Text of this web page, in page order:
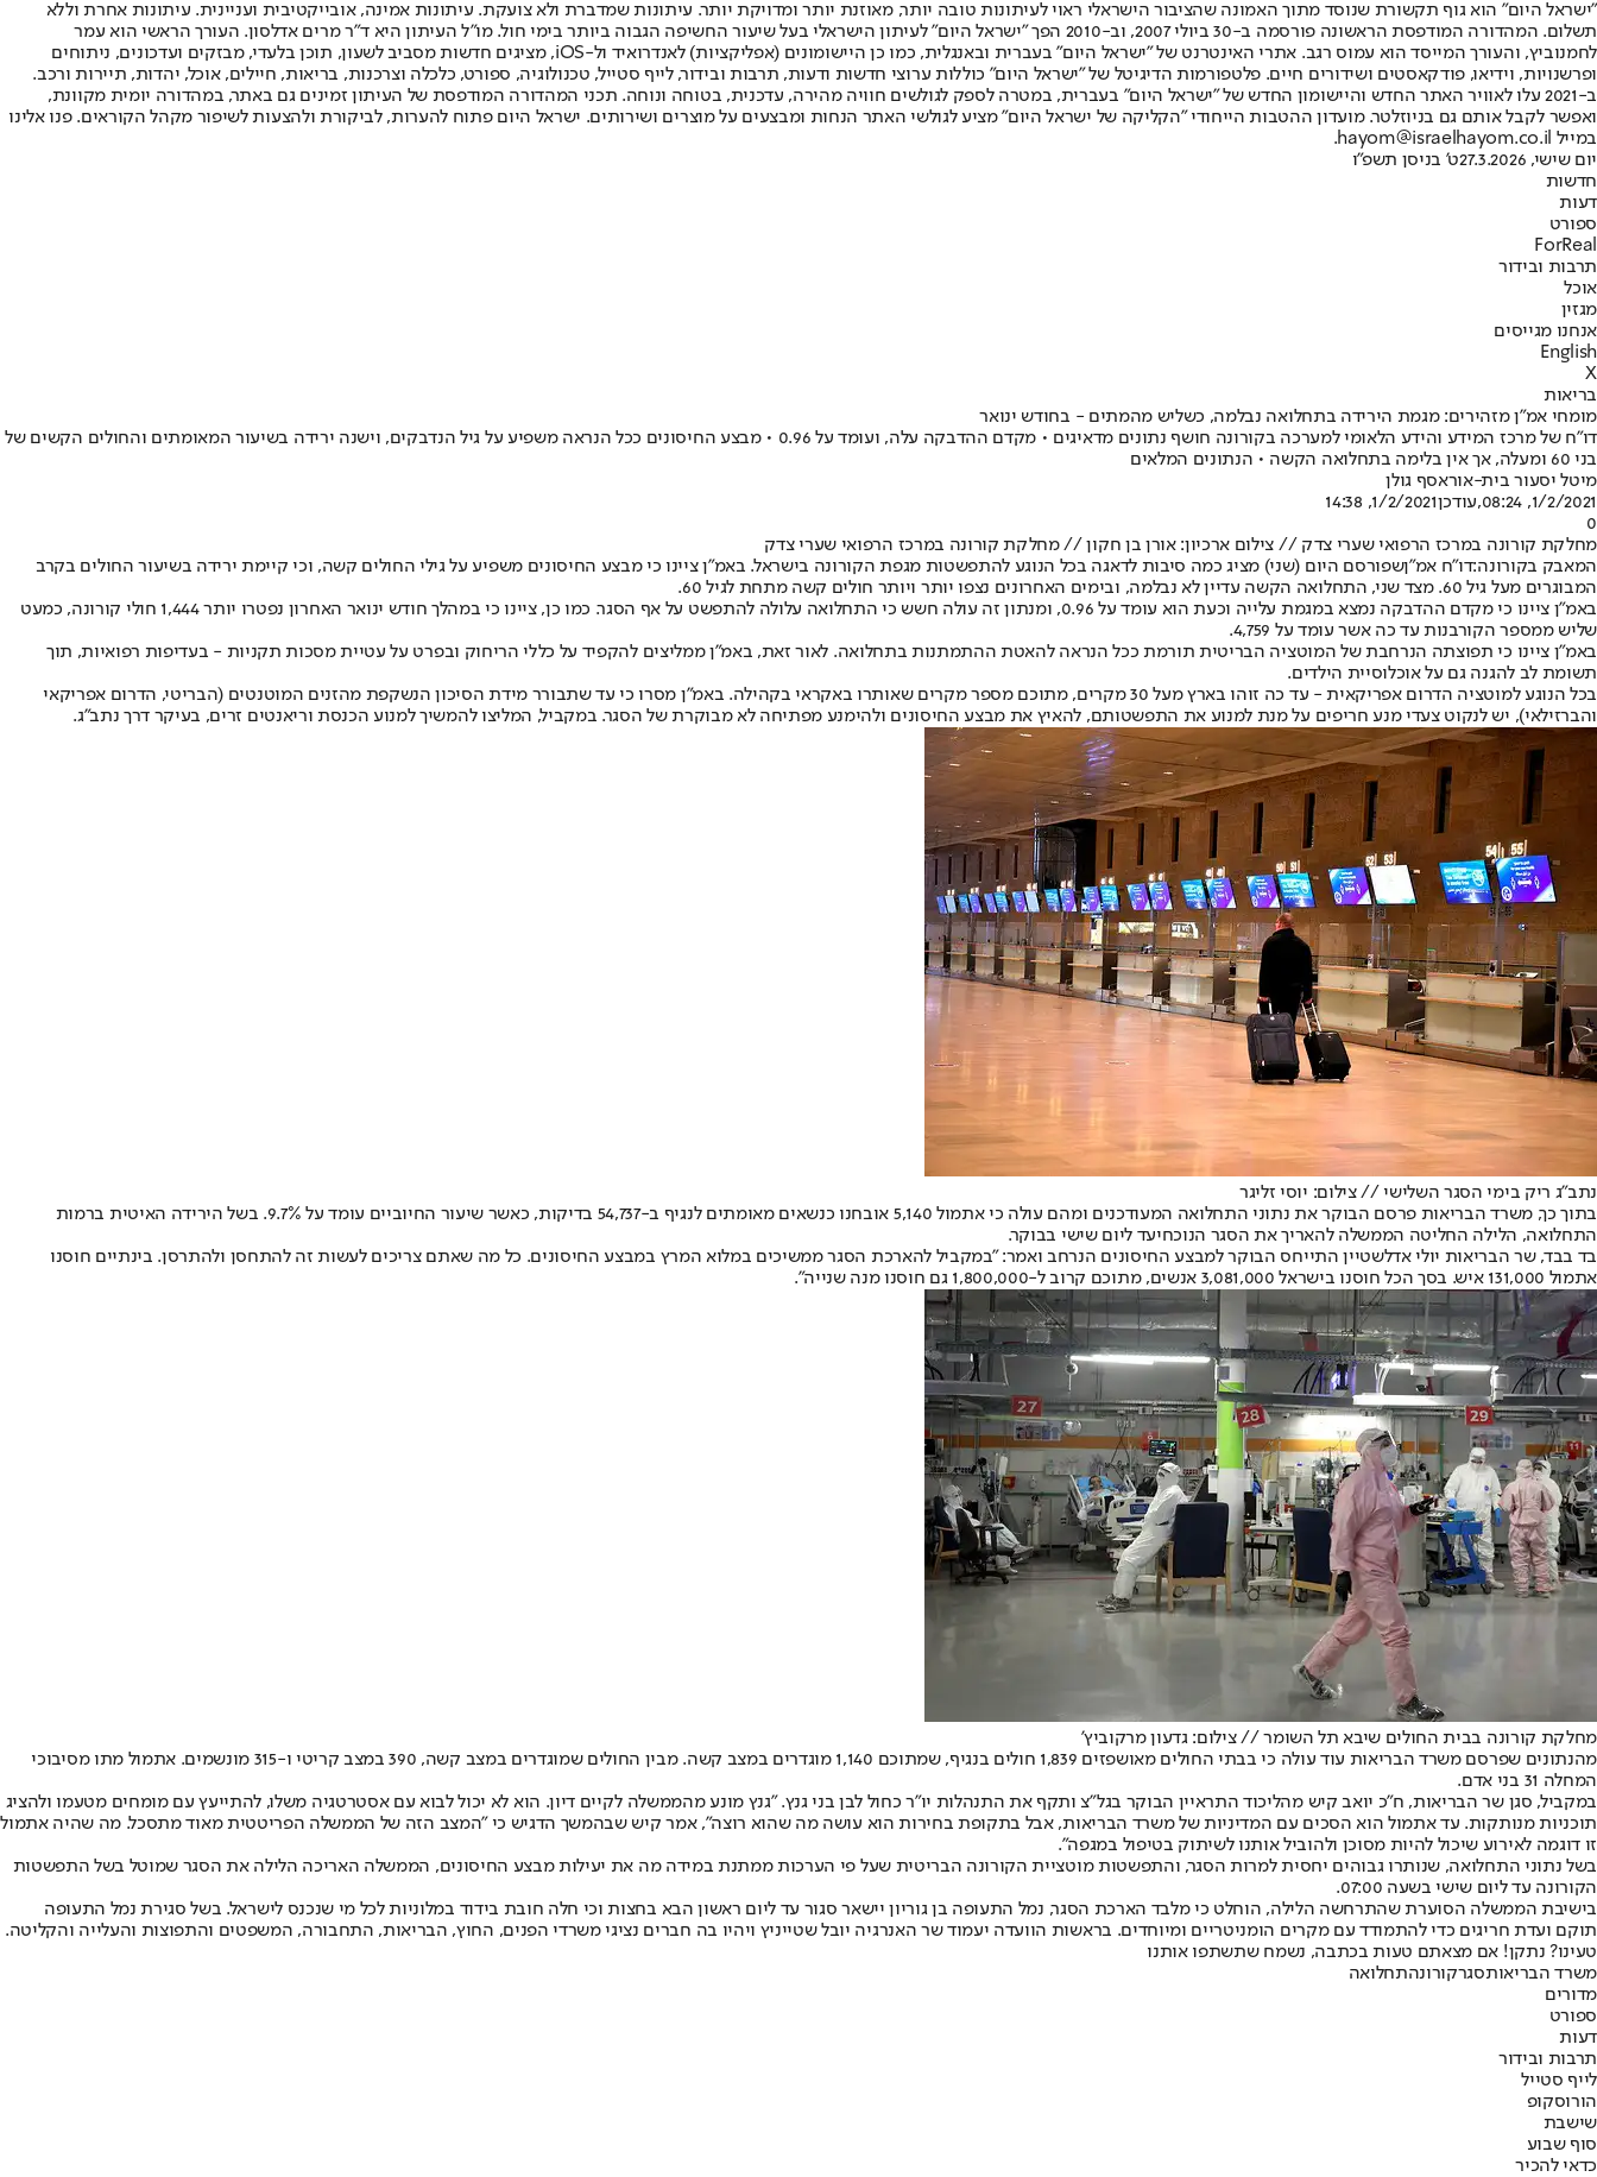
"ישראל היום" הוא גוף תקשורת שנוסד מתוך האמונה שהציבור הישראלי ראוי לעיתונות טובה יותר, מאוזנת יותר ומדויקת יותר. עיתונות שמדברת ולא צועקת. עיתונות אמינה, אובייקטיבית ועניינית. עיתונות אחרת וללא
תשלום. המהדורה המודפסת הראשונה פורסמה ב-30 ביולי 2007, וב-2010 הפך "ישראל היום" לעיתון הישראלי בעל שיעור החשיפה הגבוה ביותר בימי חול. מו"ל העיתון היא ד"ר מרים אדלסון. העורך הראשי הוא עמר
לחמנוביץ, והעורך המייסד הוא עמוס רגב. אתרי האינטרנט של "ישראל היום" בעברית ובאנגלית, כמו כן היישומונים (אפליקציות) לאנדרואיד ול-iOS, מציגים חדשות מסביב לשעון, תוכן בלעדי, מבזקים ועדכונים, ניתוחים
ופרשנויות, וידיאו, פודקאסטים ושידורים חיים. פלטפורמות הדיגיטל של "ישראל היום" כוללות ערוצי חדשות ודעות, תרבות ובידור, לייף סטייל, טכנולוגיה, ספורט, כלכלה וצרכנות, בריאות, חיילים, אוכל, יהדות, תיירות ורכב.
ב-2021 עלו לאוויר האתר החדש והיישומון החדש של "ישראל היום" בעברית, במטרה לספק לגולשים חוויה מהירה, עדכנית, בטוחה ונוחה. תכני המהדורה המודפסת של העיתון זמינים גם באתר, במהדורה יומית מקוונת,
ואפשר לקבל אותם גם בניוזלטר. מועדון ההטבות הייחודי "הקליקה של ישראל היום" מציע לגולשי האתר הנחות ומבצעים על מוצרים ושירותים. ישראל היום פתוח להערות, לביקורת ולהצעות לשיפור מקהל הקוראים. פנו אלינו
במייל hayom@israelhayom.co.il.
יום שישי, 27.3.2026
ט' בניסן תשפ"ו
חדשות
דעות
ספורט
ForReal
תרבות ובידור
אוכל
מגזין
אנחנו מגייסים
English
X
בריאות
מומחי אמ"ן מזהירים: מגמת הירידה בתחלואה נבלמה, כשליש מהמתים - בחודש ינואר
דו"ח של מרכז המידע והידע הלאומי למערכה בקורונה חושף נתונים מדאיגים • מקדם ההדבקה עלה, ועומד על 0.96 • מבצע החיסונים ככל הנראה משפיע על גיל הנדבקים, וישנה ירידה בשיעור המאומתים והחולים הקשים של
בני 60 ומעלה, אך אין בלימה בתחלואה הקשה • הנתונים המלאים
מיטל יסעור בית-אוראסף גולן
1/2/2021, 08:24
,עודכן1/2/2021, 14:38
0
מחלקת קורונה במרכז הרפואי שערי צדק // צילום ארכיון: אורן בן חקון // מחלקת קורונה במרכז הרפואי שערי צדק
המאבק בקורונה:דו"ח אמ"ןשפורסם היום (שני) מציג כמה סיבות לדאגה בכל הנוגע להתפשטות מגפת הקורונה בישראל. באמ"ן ציינו כי מבצע החיסונים משפיע על גילי החולים קשה, וכי קיימת ירידה בשיעור החולים בקרב
המבוגרים מעל גיל 60. מצד שני, התחלואה הקשה עדיין לא נבלמה, ובימים האחרונים נצפו יותר ויותר חולים קשה מתחת לגיל 60.
באמ"ן ציינו כי מקדם ההדבקה נמצא במגמת עלייה וכעת הוא עומד על 0.96, ומנתון זה עולה חשש כי התחלואה עלולה להתפשט על אף הסגר. כמו כן, ציינו כי במהלך חודש ינואר האחרון נפטרו יותר 1,444 חולי קורונה, כמעט
שליש ממספר הקורבנות עד כה אשר עומד על 4,759.
באמ"ן ציינו כי תפוצתה הנרחבת של המוטציה הבריטית תורמת ככל הנראה להאטת ההתמתנות בתחלואה. לאור זאת, באמ"ן ממליצים להקפיד על כללי הריחוק ובפרט על עטיית מסכות תקניות - בעדיפות רפואיות, תוך
תשומת לב להגנה גם על אוכלוסיית הילדים.
בכל הנוגע למוטציה הדרום אפריקאית - עד כה זוהו בארץ מעל 30 מקרים, מתוכם מספר מקרים שאותרו באקראי בקהילה. באמ"ן מסרו כי עד שתבורר מידת הסיכון הנשקפת מהזנים המוטנטים (הבריטי, הדרום אפריקאי
והברזילאי), יש לנקוט צעדי מנע חריפים על מנת למנוע את התפשטותם, להאיץ את מבצע החיסונים ולהימנע מפתיחה לא מבוקרת של הסגר. במקביל, המליצו להמשיך למנוע הכנסת וריאנטים זרים, בעיקר דרך נתב"ג.
נתב"ג ריק בימי הסגר השלישי // צילום: יוסי זליגר
בתוך כך, משרד הבריאות פרסם הבוקר את נתוני התחלואה המעודכנים ומהם עולה כי אתמול 5,140 אובחנו כנשאים מאומתים לנגיף ב-54,737 בדיקות, כאשר שיעור החיוביים עומד על 9.7%. בשל הירידה האיטית ברמות
התחלואה, הלילה החליטה הממשלה להאריך את הסגר הנוכחיעד ליום שישי בבוקר.
בד בבד, שר הבריאות יולי אדלשטיין התייחס הבוקר למבצע החיסונים הנרחב ואמר: "במקביל להארכת הסגר ממשיכים במלוא המרץ במבצע החיסונים. כל מה שאתם צריכים לעשות זה להתחסן ולהתרסן. בינתיים חוסנו
אתמול 131,000 איש. בסך הכל חוסנו בישראל 3,081,000 אנשים, מתוכם קרוב ל-1,800,000 גם חוסנו מנה שנייה".
מחלקת קורונה בבית החולים שיבא תל השומר // צילום: גדעון מרקוביץ'
מהנתונים שפרסם משרד הבריאות עוד עולה כי בבתי החולים מאושפזים 1,839 חולים בנגיף, שמתוכם 1,140 מוגדרים במצב קשה. מבין החולים שמוגדרים במצב קשה, 390 במצב קריטי ו-315 מונשמים. אתמול מתו מסיבוכי
המחלה 31 בני אדם.
במקביל, סגן שר הבריאות, ח"כ יואב קיש מהליכוד התראיין הבוקר בגל"צ ותקף את התנהלות יו"ר כחול לבן בני גנץ. "גנץ מונע מהממשלה לקיים דיון. הוא לא יכול לבוא עם אסטרטגיה משלו, להתייעץ עם מומחים מטעמו ולהציג
תוכניות מנותקות. עד אתמול הוא הסכים עם המדיניות של משרד הבריאות, אבל בתקופת בחירות הוא עושה מה שהוא רוצה", אמר קיש שבהמשך הדגיש כי "המצב הזה של הממשלה הפריטטית מאוד מתסכל. מה שהיה אתמול
זו דוגמה לאירוע שיכול להיות מסוכן ולהוביל אותנו לשיתוק בטיפול במגפה".
בשל נתוני התחלואה, שנותרו גבוהים יחסית למרות הסגר, והתפשטות מוטציית הקורונה הבריטית שעל פי הערכות ממתנת במידה מה את יעילות מבצע החיסונים, הממשלה האריכה הלילה את הסגר שמוטל בשל התפשטות
הקורונה עד ליום שישי בשעה 07:00.
בישיבת הממשלה הסוערת שהתרחשה הלילה, הוחלט כי מלבד הארכת הסגר, נמל התעופה בן גוריון יישאר סגור עד ליום ראשון הבא בחצות וכי חלה חובת בידוד במלוניות לכל מי שנכנס לישראל. בשל סגירת נמל התעופה
תוקם ועדת חריגים כדי להתמודד עם מקרים הומניטריים ומיוחדים. בראשות הוועדה יעמוד שר האנרגיה יובל שטייניץ ויהיו בה חברים נציגי משרדי הפנים, החוץ, הבריאות, התחבורה, המשפטים והתפוצות והעלייה והקליטה.
טעינו? נתקן! אם מצאתם טעות בכתבה, נשמח שתשתפו אותנו
משרד הבריאותסגרקורונהתחלואה
מדורים
ספורט
דעות
תרבות ובידור
לייף סטייל
הורוסקופ
שישבת
סוף שבוע
כדאי להכיר